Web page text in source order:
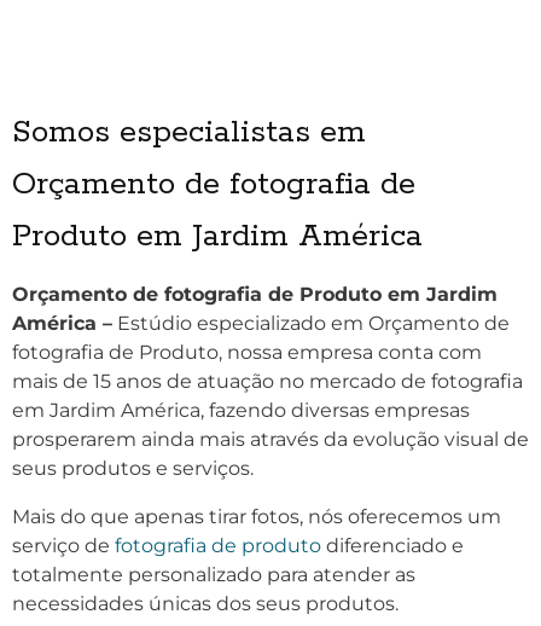
Somos especialistas em
Orçamento de fotografia de
Produto em Jardim América
Orçamento de fotografia de Produto em Jardim
América – Estúdio especializado em Orçamento de
fotografia de Produto, nossa empresa conta com
mais de 15 anos de atuação no mercado de fotografia
em Jardim América, fazendo diversas empresas
prosperarem ainda mais através da evolução visual de
seus produtos e serviços.
Mais do que apenas tirar fotos, nós oferecemos um
serviço de fotografia de produto diferenciado e
totalmente personalizado para atender as
necessidades únicas dos seus produtos.